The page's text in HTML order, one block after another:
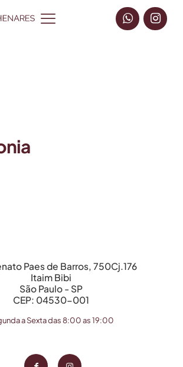
Paes de Barros, 750Cj.176
Itaim Bibi
São Paulo - SP
CEP: 04530-001
a Sexta das 8:00 as 19:00